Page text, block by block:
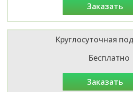
заказать
Круглосуточная
Бесплатно
заказать